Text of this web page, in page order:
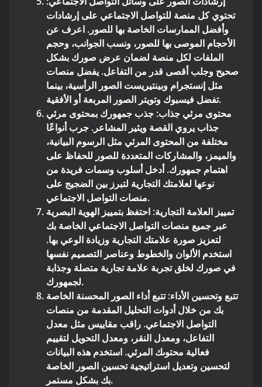
تحتوي كل منصة للتواصل الاجتماعي على إرشادات
وأفضل الممارسات الخاصة بها للصور. اعرف عن
الأحجام الموصى بها للصور، ونسب الجوانب، وحجم
الملفات لكل منصة لضمان عرض صورك بشكل
صحيح وجلب أقصى قدر من التفاعل. يفضل منصات
مثل إنستجرام وبينتيريست الصور الرأسية، بينما
تفضل فيسبوك وتويتر الصور المربعة أو الأفقية.
محتوى مرئي جذاب: جذب جمهورك بمحتوى مرئي
جذاب يروي القصة ويثير المشاعر. جرب أنواعًا
مختلفة من المحتوى المرئي مثل الرسوم البيانية،
والميمز، والمشاركات المتعددة للصور للحفاظ على
اهتمام جمهورك. أدخل أسلوب وسمات فريدة من
نوعها لعلامتك التجارية لتبرز بين الضجيج على
منصات التواصل الاجتماعي.
تمييز العلامة التجارية: احتفظ بتمييز الهوية البصرية
عبر جميع منصات التواصل الاجتماعي الخاصة بك
لتعزيز صورة علامتك التجارية وزيادة الوعي بها.
استخدم الألوان والخطوط وعناصر التصميم نفسها
في صورك لخلق تجربة علامة تجارية متصلة وجذابة
لجمهورك.
تتبع وتحسين الأداء: تتبع أداء الصور المحسنة الخاصة
بك من خلال أدوات التحليل المقدمة من منصات
التواصل الاجتماعي. راقب مقاييس مثل معدل
التفاعل، ومعدل النقر، ومعدل التحويل لتقييم
فعالية محتوىك المرئي. استخدم هذه البيانات
لتحسين وتعديل استراتيجية تحسين الصور الخاصة
بك بشكل مستمر.